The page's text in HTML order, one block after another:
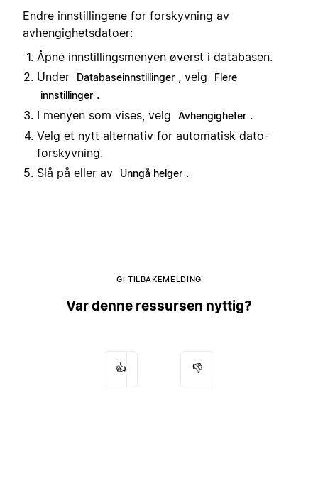
Endre innstillingene for forskyvning av
avhengighetsdatoer:
Åpne innstillingsmenyen øverst i databasen.
Under
Databaseinnstillinger , velg
Flere
innstillinger .
I menyen som vises, velg
Avhengigheter .
Velg et nytt alternativ for automatisk dato-
forskyvning.
Slå på eller av
Unngå helger .
GI TILBAKEMELDING
Var denne ressursen nyttig?
👍 👎